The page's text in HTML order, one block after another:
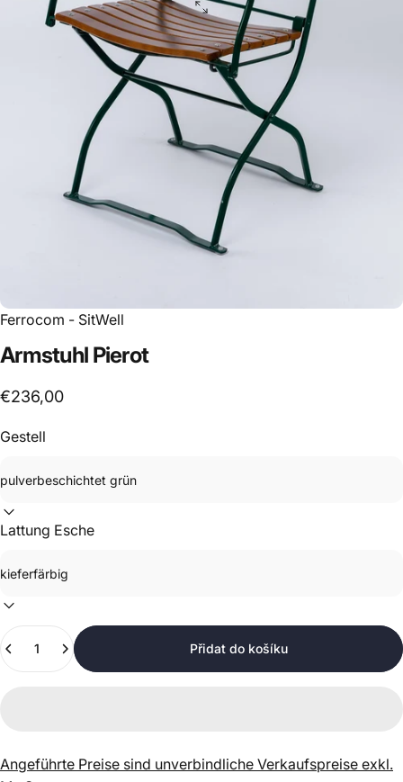
Ferrocom - SitWell
Armstuhl Pierot
€236,00
Gestell
Lattung Esche
Množství
Přidat do košíku
Angeführte Preise sind unverbindliche Verkaufspreise exkl.